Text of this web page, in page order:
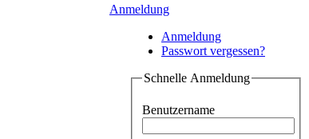
Anmeldung
Anmeldung
Passwort vergessen?
Schnelle Anmeldung
Benutzername